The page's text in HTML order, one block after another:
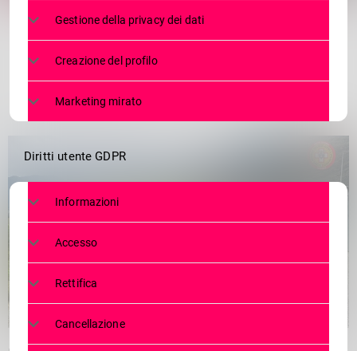
Gestione della privacy dei dati
Creazione del profilo
Marketing mirato
Diritti utente GDPR
Informazioni
Accesso
Rettifica
Cancellazione